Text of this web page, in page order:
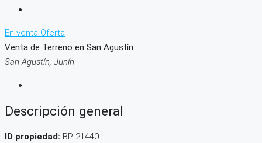
En venta Oferta
Venta de Terreno en San Agustín
San Agustín, Junín
Descripción general
ID propiedad: BP-21440